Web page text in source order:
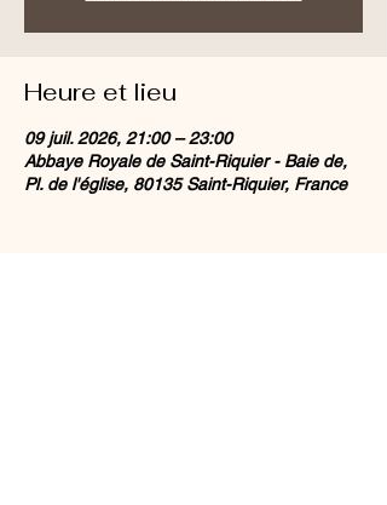
Heure et lieu
09 juil. 2026, 21:00 – 23:00
Abbaye Royale de Saint-Riquier - Baie de,
Pl. de l'église, 80135 Saint-Riquier, France